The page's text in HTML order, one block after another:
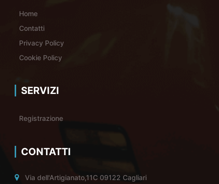
Home
Contatti
Privacy Policy
Cookie Policy
SERVIZI
Registrazione
CONTATTI
Via dell'Artigianato,11C 09122 Cagliari